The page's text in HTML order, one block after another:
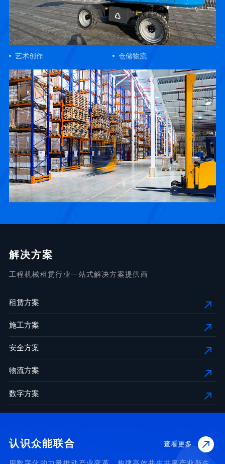
艺术创作 仓储物流
解决方案
工程机械租赁行业一站式解决方案提供商
租赁方案
施工方案
安全方案
物流方案
数字方案
认识众能联合 查看更多